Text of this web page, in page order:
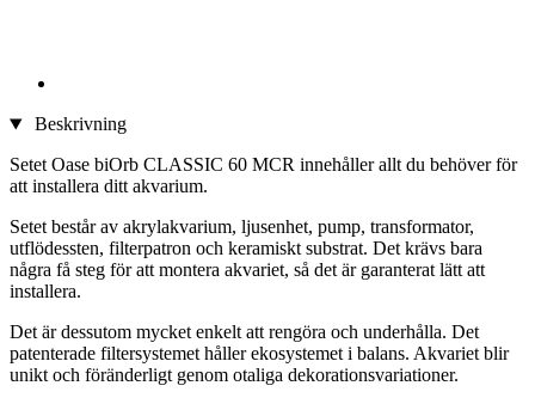
Beskrivning
Setet Oase biOrb CLASSIC 60 MCR innehåller allt du behöver för
att installera ditt akvarium.
Setet består av akrylakvarium, ljusenhet, pump, transformator,
utflödessten, filterpatron och keramiskt substrat. Det krävs bara
några få steg för att montera akvariet, så det är garanterat lätt att
installera.
Det är dessutom mycket enkelt att rengöra och underhålla. Det
patenterade filtersystemet håller ekosystemet i balans. Akvariet blir
unikt och föränderligt genom otaliga dekorationsvariationer.